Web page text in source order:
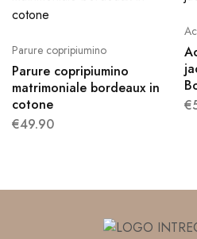
Parure copripiumino
Parure copripiumino
matrimoniale bordeaux in
cotone
€49.90
€